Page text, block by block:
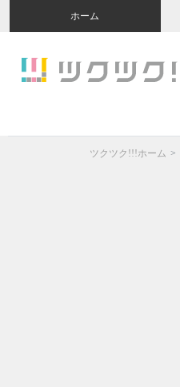
ホーム
ツクツク!!!ホーム